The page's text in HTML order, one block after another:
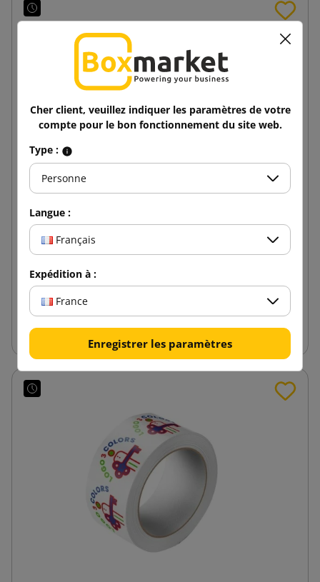
Ruban adhésif brun SMART Acrylique 48/100
Ajouter au panier
Cher client, veuillez indiquer les paramètres de votre
compte pour le bon fonctionnement du site web.
Type :
Personne
Langue :
Français
Expédition à :
France
Enregistrer les paramètres